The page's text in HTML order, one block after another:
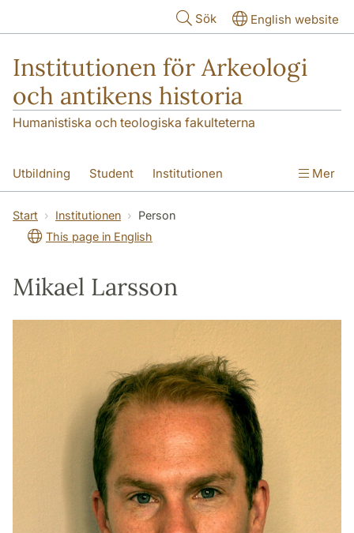
Sök English website
Institutionen för Arkeologi
och antikens historia
Humanistiska och teologiska fakulteterna
Utbildning Student Institutionen
Forskning Kontakt
Mer
Start Institutionen
Person
This page in English
Mikael Larsson